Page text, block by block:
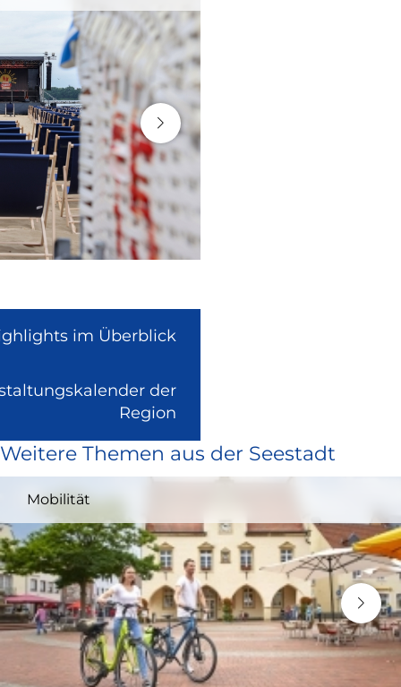
im Überblick
der
Region
extern
und
in
neuem
Fenster)
Weitere Themen aus der Seestadt
Mobilität